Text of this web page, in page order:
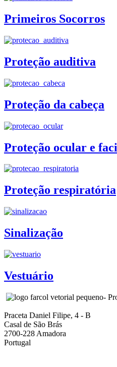
Primeiros Socorros
Proteção auditiva
Proteção da cabeça
Proteção ocular e
Proteção respiratória
Sinalização
Vestuário
-
Praceta Daniel Filipe, 4 - B
Casal de São Brás
2700-228 Amadora
Portugal